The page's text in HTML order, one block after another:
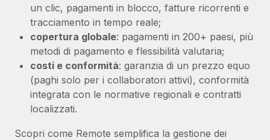
un clic, pagamenti in blocco, fatture ricorrenti e
tracciamento in tempo reale;
copertura globale: pagamenti in 200+ paesi, più
metodi di pagamento e flessibilità valutaria;
costi e conformità: garanzia di un prezzo equo
(paghi solo per i collaboratori attivi), conformità
integrata con le normative regionali e contratti
localizzati.
Scopri come Remote semplifica la gestione dei